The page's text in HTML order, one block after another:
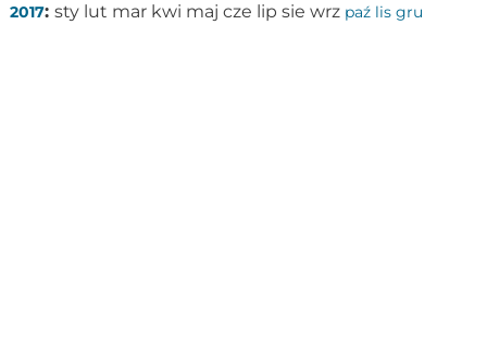
2017: sty lut mar kwi maj cze lip sie wrz paź lis gru